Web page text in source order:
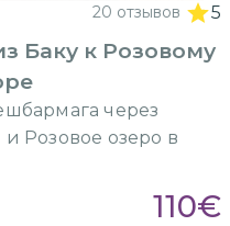
20 отзывов 5
Баку к Розовому
через
Розовое озеро в
110€